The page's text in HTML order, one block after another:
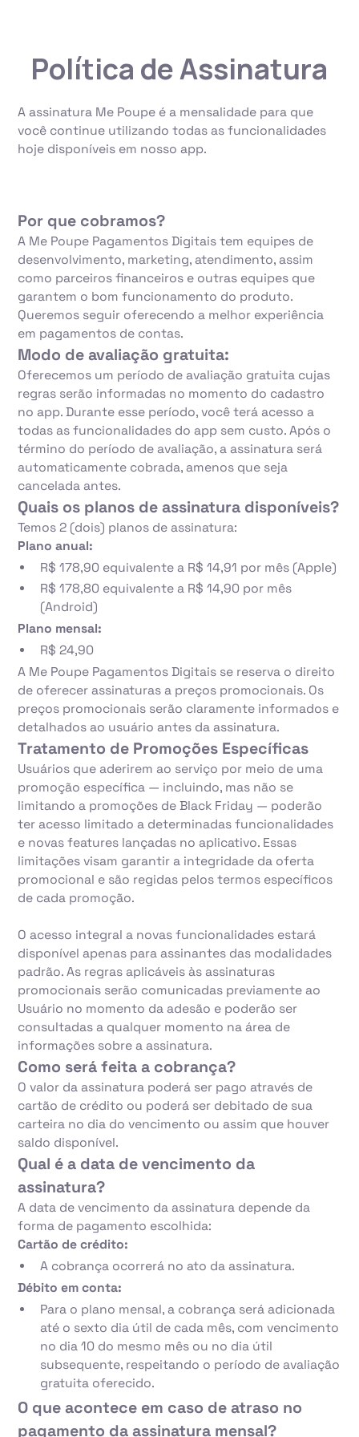
Política de Assinatura
A assinatura Me Poupe é a mensalidade para que
você continue utilizando todas as funcionalidades
hoje disponíveis em nosso app.
Por que cobramos?
A Me Poupe Pagamentos Digitais tem equipes de
desenvolvimento, marketing, atendimento, assim
como parceiros financeiros e outras equipes que
garantem o bom funcionamento do produto.
Queremos seguir oferecendo a melhor experiência
em pagamentos de contas.
Modo de avaliação gratuita:
Oferecemos um período de avaliação gratuita cujas
regras serão informadas no momento do cadastro
no app. Durante esse período, você terá acesso a
todas as funcionalidades do app sem custo. Após o
término do período de avaliação, a assinatura será
automaticamente cobrada, amenos que seja
cancelada antes.
Quais os planos de assinatura disponíveis?
Temos 2 (dois) planos de assinatura:
Plano anual:
R$ 178,90 equivalente a R$ 14,91 por mês (Apple)
R$ 178,80 equivalente a R$ 14,90 por mês
(Android)
Plano mensal:
R$ 24,90
A Me Poupe Pagamentos Digitais se reserva o direito
de oferecer assinaturas a preços promocionais. Os
preços promocionais serão claramente informados e
detalhados ao usuário antes da assinatura.
Tratamento de Promoções Específicas
Usuários que aderirem ao serviço por meio de uma
promoção específica — incluindo, mas não se
limitando a promoções de Black Friday — poderão
ter acesso limitado a determinadas funcionalidades
e novas features lançadas no aplicativo. Essas
limitações visam garantir a integridade da oferta
promocional e são regidas pelos termos específicos
de cada promoção.
O acesso integral a novas funcionalidades estará
disponível apenas para assinantes das modalidades
padrão. As regras aplicáveis às assinaturas
promocionais serão comunicadas previamente ao
Usuário no momento da adesão e poderão ser
consultadas a qualquer momento na área de
informações sobre a assinatura.
Como será feita a cobrança?
O valor da assinatura poderá ser pago através de
cartão de crédito ou poderá ser debitado de sua
carteira no dia do vencimento ou assim que houver
saldo disponível.
Qual é a data de vencimento da
assinatura?
A data de vencimento da assinatura depende da
forma de pagamento escolhida:
Cartão de crédito:
A cobrança ocorrerá no ato da assinatura.
Débito em conta:
Para o plano mensal, a cobrança será adicionada
até o sexto dia útil de cada mês, com vencimento
no dia 10 do mesmo mês ou no dia útil
subsequente, respeitando o período de avaliação
gratuita oferecido.
O que acontece em caso de atraso no
pagamento da assinatura mensal?